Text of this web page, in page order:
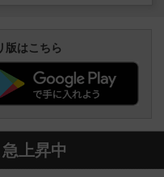
版はこちら
上昇中